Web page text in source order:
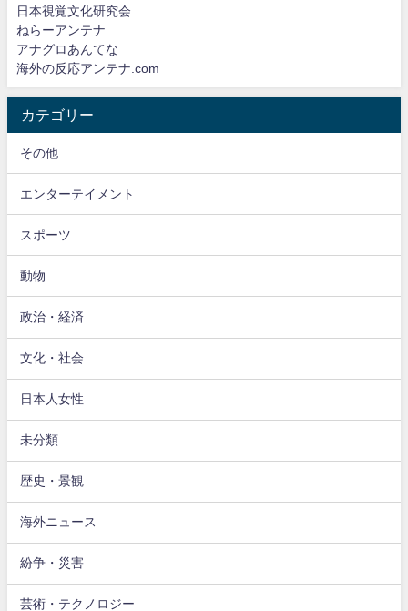
日本視覚文化研究会
ねらーアンテナ
アナグロあんてな
海外の反応アンテナ.com
カテゴリー
その他
エンターテイメント
スポーツ
動物
政治・経済
文化・社会
日本人女性
未分類
歴史・景観
海外ニュース
紛争・災害
芸術・テクノロジー